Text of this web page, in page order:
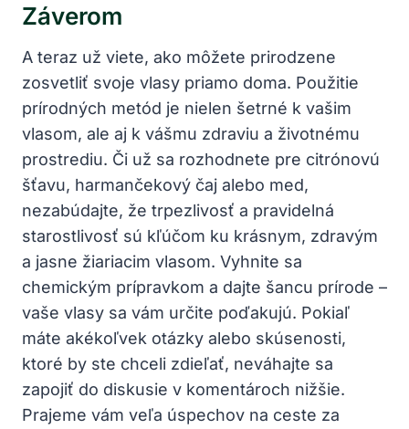
Záverom
A teraz už viete, ako môžete prirodzene
zosvetliť svoje vlasy priamo doma. Použitie
prírodných metód je nielen šetrné k vašim
vlasom, ale aj k vášmu zdraviu a životnému
prostrediu. Či už sa rozhodnete pre citrónovú
šťavu, harmančekový čaj alebo med,
nezabúdajte, že trpezlivosť a pravidelná
starostlivosť sú kľúčom ku krásnym, zdravým
a jasne žiariacim vlasom. Vyhnite sa
chemickým prípravkom a dajte šancu prírode –
vaše vlasy sa vám určite poďakujú. Pokiaľ
máte akékoľvek otázky alebo skúsenosti,
ktoré by ste chceli zdieľať, neváhajte sa
zapojiť do diskusie v komentároch nižšie.
Prajeme vám veľa úspechov na ceste za